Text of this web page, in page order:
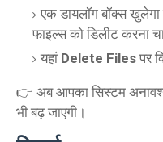
एक डायलॉग बॉक्स
फाइल्स को डिलीट करना
यहां Delete Files पर
👉 अब आपका सिस्टम
भी बढ़ जाएगी।